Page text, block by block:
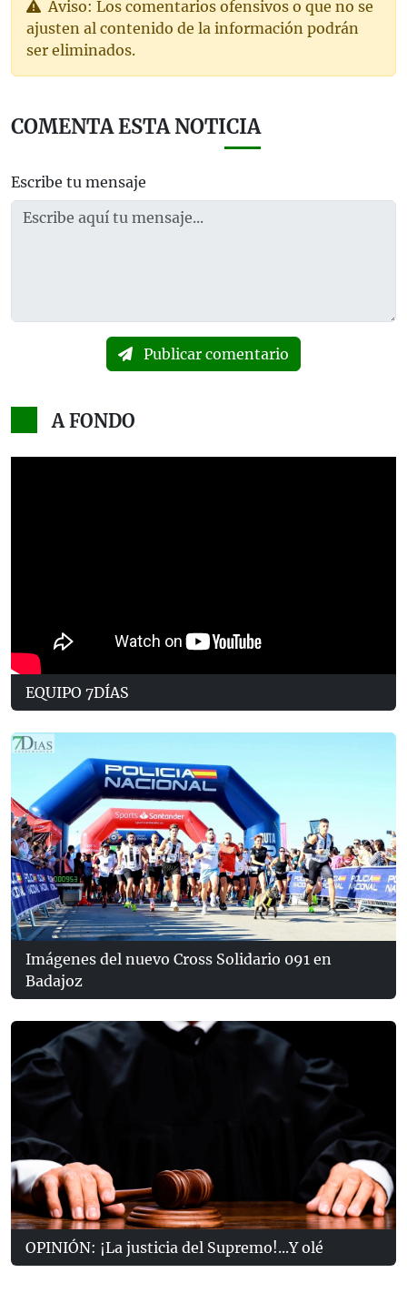
Aviso: Los comentarios ofensivos o que no se
ajusten al contenido de la información podrán
ser eliminados.
COMENTA ESTA NOTICIA
Escribe tu mensaje
Publicar comentario
A FONDO
EQUIPO 7DÍAS
Imágenes del nuevo Cross Solidario 091 en
Badajoz
OPINIÓN: ¡La justicia del Supremo!...Y olé